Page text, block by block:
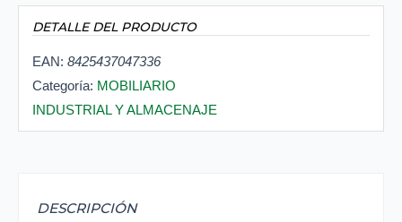
DETALLE DEL PRODUCTO
EAN: 8425437047336
Categoría: MOBILIARIO
INDUSTRIAL Y ALMACENAJE
DESCRIPCIÓN